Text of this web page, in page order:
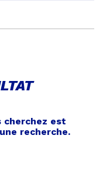
cherchez est
recherche.